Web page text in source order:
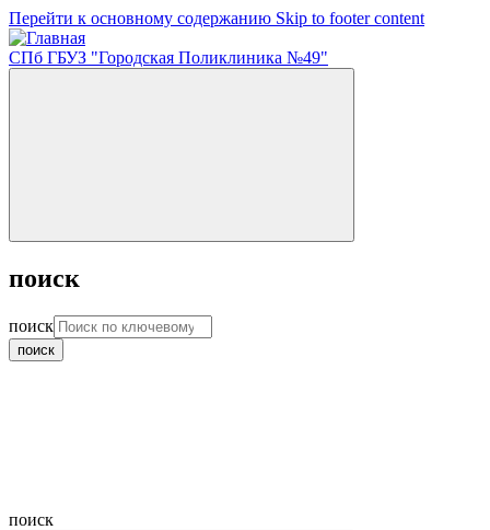
Перейти к основному содержанию Skip to footer content
СПб ГБУЗ "Городская Поликлиника №49"
поиск
поиск
поиск